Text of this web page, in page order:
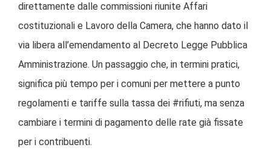
direttamente dalle commissioni riunite Affari
costituzionali e Lavoro della Camera, che hanno dato il
via libera all’emendamento al Decreto Legge Pubblica
Amministrazione. Un passaggio che, in termini pratici,
significa più tempo per i comuni per mettere a punto
regolamenti e tariffe sulla tassa dei #rifiuti, ma senza
cambiare i termini di pagamento delle rate già fissate
per i contribuenti.